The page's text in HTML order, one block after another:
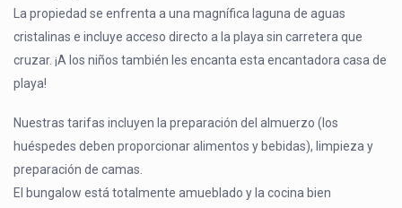
La propiedad se enfrenta a una magnífica laguna de aguas
cristalinas e incluye acceso directo a la playa sin carretera que
cruzar. ¡A los niños también les encanta esta encantadora casa de
playa!
Nuestras tarifas incluyen la preparación del almuerzo (los
huéspedes deben proporcionar alimentos y bebidas), limpieza y
preparación de camas.
El bungalow está totalmente amueblado y la cocina bien